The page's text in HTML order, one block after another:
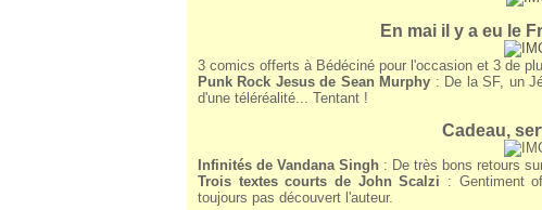
En mai il y a eu le
3 comics offerts à Bédéciné pour l'occasion et 3 de
Punk Rock Jesus de Sean Murphy : De la SF, un
d'une téléréalité... Tentant !
Cadeau,
Infinités de Vandana Singh : De très bons retours
Trois textes courts de John Scalzi : Gentiment
toujours pas découvert l'auteur.